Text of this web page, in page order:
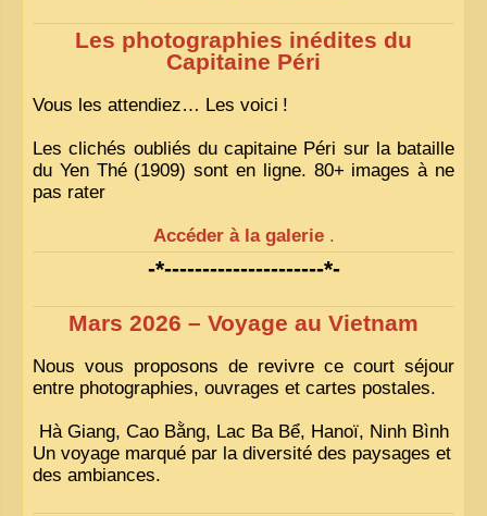
Les photographies inédites du
Capitaine Péri
Vous les attendiez… Les voici !
Les clichés oubliés du capitaine Péri sur la bataille
du Yen Thé (1909) sont en ligne. 80+ images à ne
pas rater
Accéder à la galerie .
-*---------------------*-
Mars 2026 – Voyage au Vietnam
Nous vous proposons de revivre ce court séjour
entre photographies, ouvrages et cartes postales.
Hà Giang, Cao Bằng, Lac Ba Bể, Hanoï, Ninh Bình
Un voyage marqué par la diversité des paysages et
des ambiances.